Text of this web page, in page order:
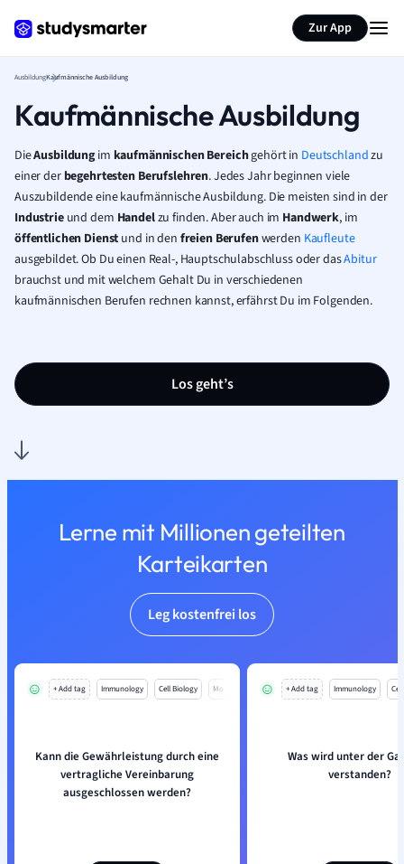
Zur App
AusbildungKaufmännische Ausbildung
Kaufmännische Ausbildung
DieAusbildungim kaufmännischenBereichgehört in Deutschlandzu
einer der begehrtesten Berufslehren. Jedes Jahr beginnen viele
Auszubildende eine kaufmännische Ausbildung. Die meisten sind in der
Industrie und dem Handelzu finden. Aber auch im Handwerk, im
öffentlichen Dienst und in den freien Berufenwerden Kaufleute
ausgebildet. Ob Du einen Real-, Hauptschulabschluss oder dasAbitur
brauchst und mit welchem Gehalt Du in verschiedenen
kaufmännischen Berufen rechnen kannst, erfährst Du im Folgenden.
Los geht’s
Lerne mit Millionen geteilten
Karteikarten
Leg kostenfrei los
+ Add tag Immunology Cell Biology Mo
Kann die Gewährleistung durch eine
vertragliche Vereinbarung
ausgeschlossen werden?
+ Add tag Immunology
Was wird unter der
verstanden?